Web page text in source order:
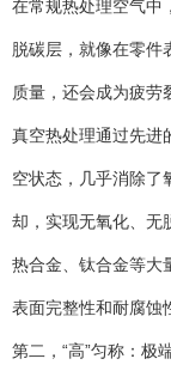
在常规热处理空气中
脱碳层，就像在零件
质量，还会成为疲劳
真空热处理通过先进
空状态，几乎消除了
却，实现无氧化、无
热合金、钛合金等大
表面完整性和耐腐蚀
第二，“高”匀称：极